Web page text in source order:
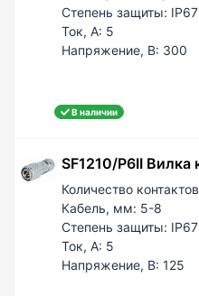
Степень защиты: IP67
Ток, А: 5
Напряжение, В: 300
В наличии
SF1210/P6II Вилка
Количество
Кабель, мм: 5-8
Степень защиты: IP67
Ток, А: 5
Напряжение, В: 125